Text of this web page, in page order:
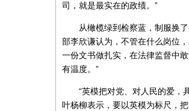
司，就是最实在的政绩。”
从橄榄绿到检察蓝，制服换
部李欣谦认为，不管在什么岗位
一份文书做扎实，在法律监督中
有温度。”
“英模把对党、对人民的爱，
叶杨柳表示，要以英模为标尺，